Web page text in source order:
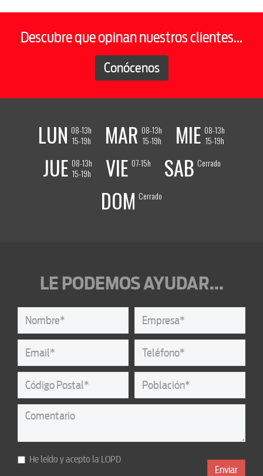
Descubre que opinan nuestros clientes...
Conócenos
LUN 08-13h
15-19h
MAR 08-13h
15-19h
MIE 08-13h
15-19h
JUE 08-13h
15-19h
VIE 07-15h SAB Cerrado
DOM Cerrado
LE PODEMOS AYUDAR...
He leído y acepto la LOPD
Enviar